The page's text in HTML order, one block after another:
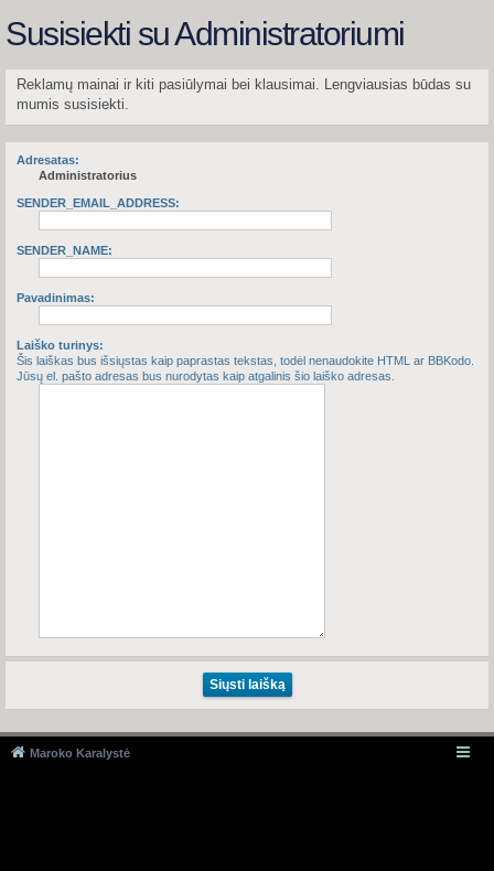
Susisiekti su Administratoriumi
Reklamų mainai ir kiti pasiūlymai bei klausimai. Lengviausias būdas su
mumis susisiekti.
Adresatas:
Administratorius
SENDER_EMAIL_ADDRESS:
SENDER_NAME:
Pavadinimas:
Laiško turinys:
Šis laiškas bus išsiųstas kaip paprastas tekstas, todėl nenaudokite HTML ar BBKodo.
Jūsų el. pašto adresas bus nurodytas kaip atgalinis šio laiško adresas.
Maroko Karalystė